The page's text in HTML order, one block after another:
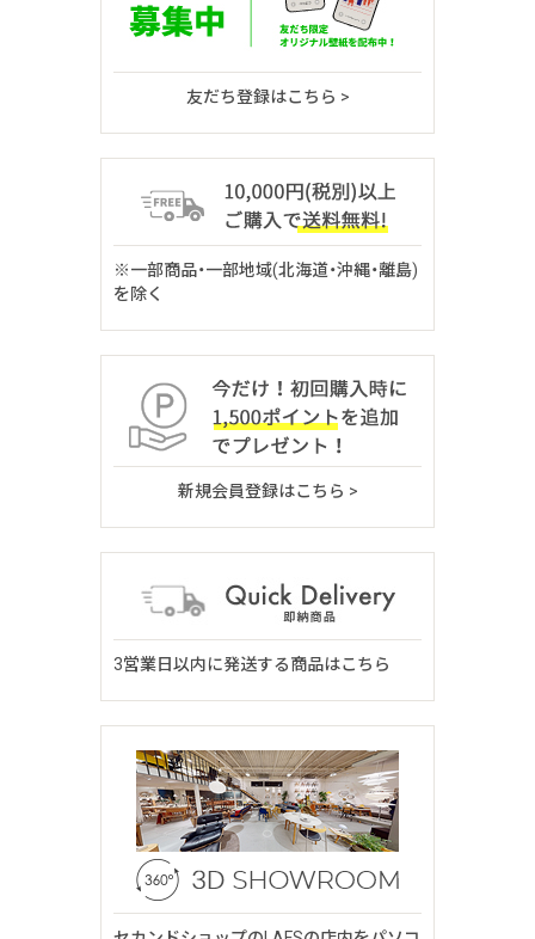
友だち登録はこちら >
※一部商品・一部地域(北海道・沖縄・離島)
を除く
新規会員登録はこちら >
3営業日以内に発送する商品はこちら